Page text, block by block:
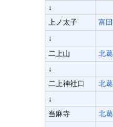
↓
上ノ太子
富
↓
二上山
北
↓
二上神社口
北
↓
当麻寺
北